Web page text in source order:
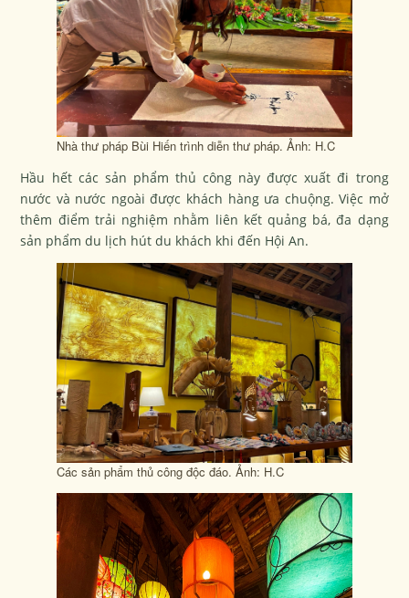
Nhà thư pháp Bùi Hiến trình diễn thư pháp. Ảnh: H.C
Hầu hết các sản phẩm thủ công này được xuất đi trong
nước và nước ngoài được khách hàng ưa chuộng. Việc mở
thêm điểm trải nghiệm nhằm liên kết quảng bá, đa dạng
sản phẩm du lịch hút du khách khi đến Hội An.
Các sản phẩm thủ công độc đáo. Ảnh: H.C